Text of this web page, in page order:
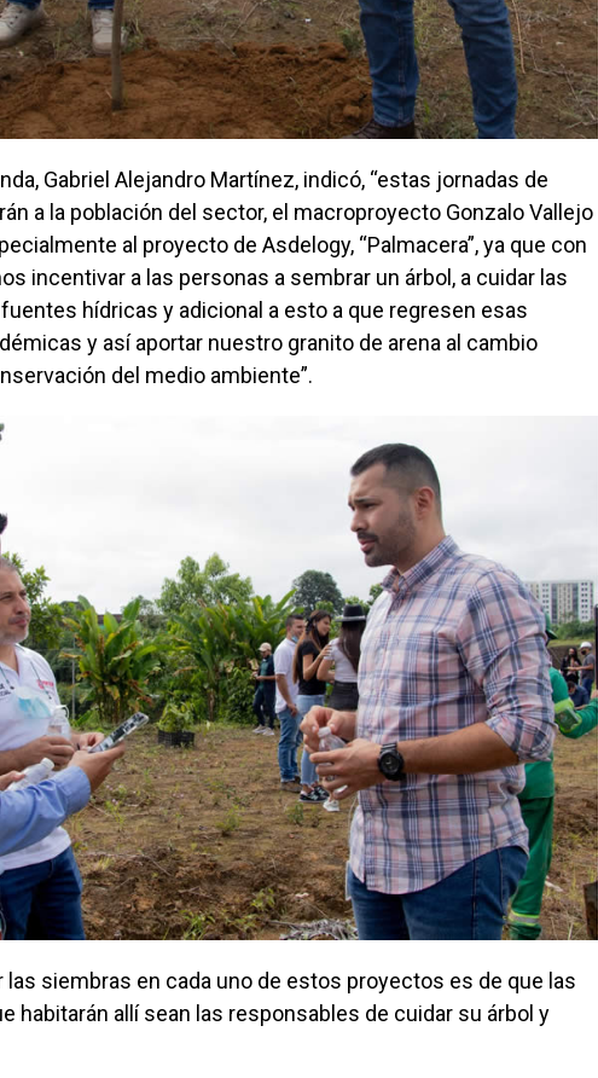
Gabriel Alejandro Martínez, indicó, “estas jornadas de
a la población del sector, el macroproyecto Gonzalo Vallejo
al proyecto de Asdelogy, “Palmacera”, ya que con
incentivar a las personas a sembrar un árbol, a cuidar las
hídricas y adicional a esto a que regresen esas
y así aportar nuestro granito de arena al cambio
del medio ambiente”.
las siembras en cada uno de estos proyectos es de que las
habitarán allí sean las responsables de cuidar su árbol y